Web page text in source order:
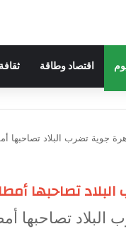
اقتصاد وطاقة
جوية تضرب البلاد تصاحبها
تصاحبها
تصاحبها